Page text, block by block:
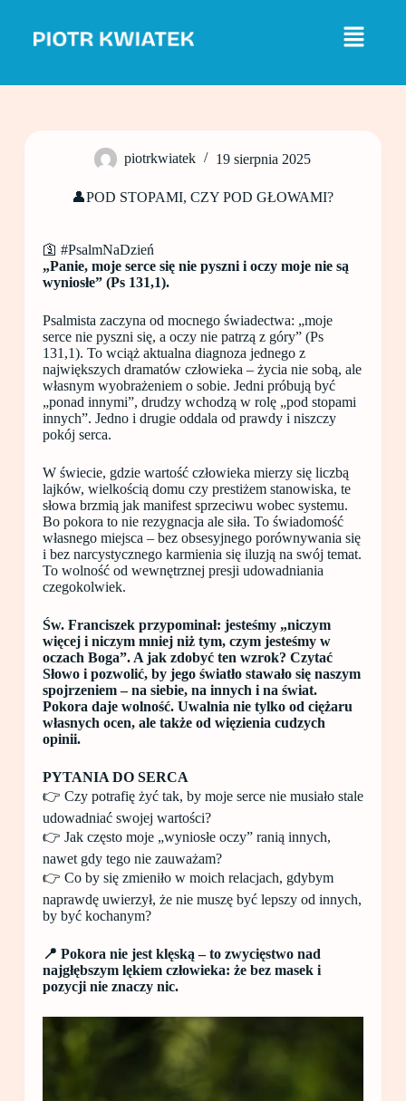
j
piotrkwiatek 19 sierpnia 2025
👤POD STOPAMI, CZY POD GŁOWAMI?
🛐 #PsalmNaDzień
„Panie, moje serce się nie pyszni i oczy moje nie są
wyniosłe” (Ps 131,1).
Psalmista zaczyna od mocnego świadectwa: „moje
serce nie pyszni się, a oczy nie patrzą z góry” (Ps
131,1). To wciąż aktualna diagnoza jednego z
największych dramatów człowieka – życia nie sobą, ale
własnym wyobrażeniem o sobie. Jedni próbują być
„ponad innymi”, drudzy wchodzą w rolę „pod stopami
innych”. Jedno i drugie oddala od prawdy i niszczy
pokój serca.
W świecie, gdzie wartość człowieka mierzy się liczbą
lajków, wielkością domu czy prestiżem stanowiska, te
słowa brzmią jak manifest sprzeciwu wobec systemu.
Bo pokora to nie rezygnacja ale siła. To świadomość
własnego miejsca – bez obsesyjnego porównywania się
i bez narcystycznego karmienia się iluzją na swój temat.
To wolność od wewnętrznej presji udowadniania
czegokolwiek.
Św. Franciszek przypominał: jesteśmy „niczym
więcej i niczym mniej niż tym, czym jesteśmy w
oczach Boga”. A jak zdobyć ten wzrok? Czytać
Słowo i pozwolić, by jego światło stawało się naszym
spojrzeniem – na siebie, na innych i na świat.
Pokora daje wolność. Uwalnia nie tylko od ciężaru
własnych ocen, ale także od więzienia cudzych
opinii.
PYTANIA DO SERCA
👉 Czy potrafię żyć tak, by moje serce nie musiało stale
udowadniać swojej wartości?
👉 Jak często moje „wyniosłe oczy” ranią innych,
nawet gdy tego nie zauważam?
👉 Co by się zmieniło w moich relacjach, gdybym
naprawdę uwierzył, że nie muszę być lepszy od innych,
by być kochanym?
📍 Pokora nie jest klęską – to zwycięstwo nad
najgłębszym lękiem człowieka: że bez masek i
pozycji nie znaczy nic.